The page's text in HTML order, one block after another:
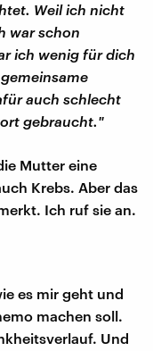
Weil ich nicht
war schon
ich wenig für dich
auch schlecht
gebraucht."
Mutter eine
Krebs. Aber das
Ich ruf sie an.
es mir geht und
machen soll.
Und